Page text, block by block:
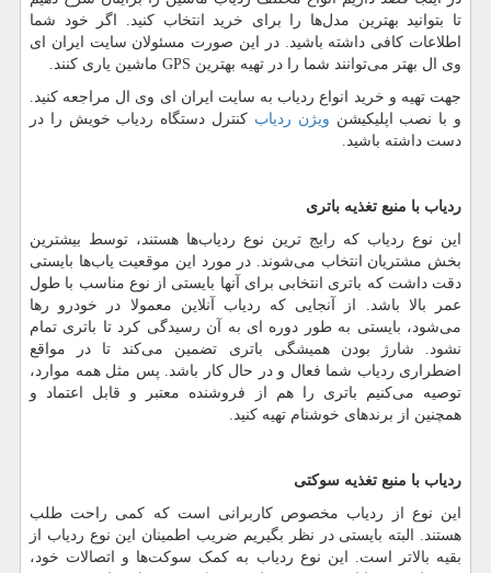
تا بتوانید بهترین مدلها را برای خرید انتخاب کنید. اگر خود شما
اطلاعات کافی داشته باشید. در این صورت مسئولان سایت ایران ای
وی ال بهتر میتوانند شما را در تهیه بهترین GPS ماشین یاری کنند.
جهت تهیه و خرید انواع ردیاب به سایت ایران ای وی ال مراجعه کنید.
و با نصب اپلیکیشن ویژن ردیاب کنترل دستگاه ردیاب خویش را در
دست داشته باشید.
ردیاب با منبع تغذیه باتری
این نوع ردیاب که رایج ترین نوع ردیابها هستند، توسط بیشترین
بخش مشتریان انتخاب میشوند. در مورد این موقعیت یابها بایستی
دقت داشت که باتری انتخابی برای آنها بایستی از نوع مناسب با طول
عمر بالا باشد. از آنجایی که ردیاب آنلاین معمولا در خودرو رها
میشود، بایستی به طور دوره ای به آن رسیدگی کرد تا باتری تمام
نشود. شارژ بودن همیشگی باتری تضمین میکند تا در مواقع
اضطراری ردیاب شما فعال و در حال کار باشد. پس مثل همه موارد،
توصیه میکنیم باتری را هم از فروشنده معتبر و قابل اعتماد و
همچنین از برندهای خوشنام تهیه کنید.
ردیاب با منبع تغذیه سوکتی
این نوع از ردیاب مخصوص کاربرانی است که کمی راحت طلب
هستند. البته بایستی در نظر بگیریم ضریب اطمینان این نوع ردیاب از
بقیه بالاتر است. این نوع ردیاب به کمک سوکتها و اتصالات خود،